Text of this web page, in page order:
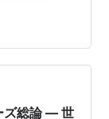
。 本記事で
概念そのも
ターニャの
によって定
からの切り
ズ総論 — 世